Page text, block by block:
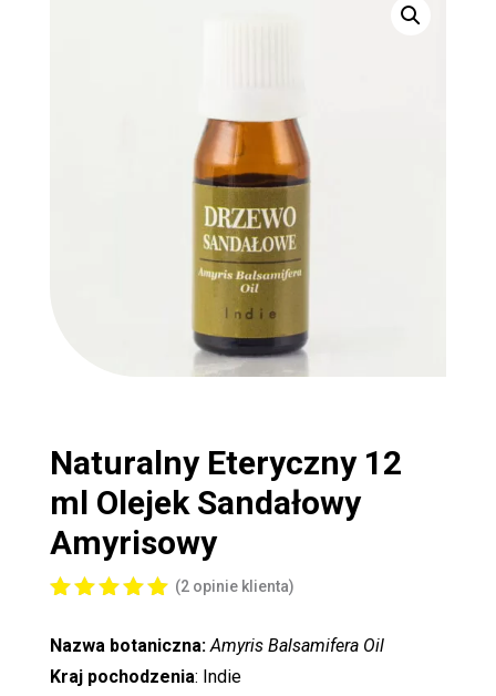
Naturalny Eteryczny 12
ml Olejek Sandałowy
Amyrisowy
5.00
na 5
na
podstawi
(2opinie klienta)
Nazwa botaniczna: Amyris Balsamifera Oil
Kraj pochodzenia: Indie